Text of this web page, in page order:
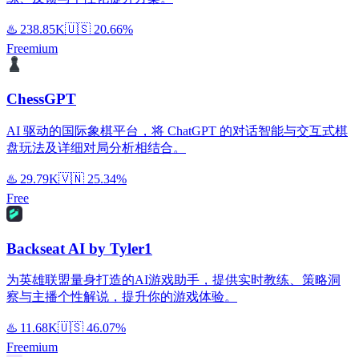
♨️ 238.85K🇺🇸 20.66%
Freemium
ChessGPT
AI 驱动的国际象棋平台，将 ChatGPT 的对话智能与交互式棋
盘玩法及详细对局分析相结合。
♨️ 29.79K🇻🇳 25.34%
Free
Backseat AI by Tyler1
为英雄联盟量身打造的AI游戏助手，提供实时教练、策略洞
察与主播个性解说，提升你的游戏体验。
♨️ 11.68K🇺🇸 46.07%
Freemium